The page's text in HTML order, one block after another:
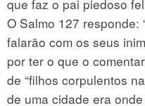
que faz o pai piedoso
O Salmo 127 responde:
falarão com os seus
por ter o que o
de “filhos corpulentos
de uma cidade era